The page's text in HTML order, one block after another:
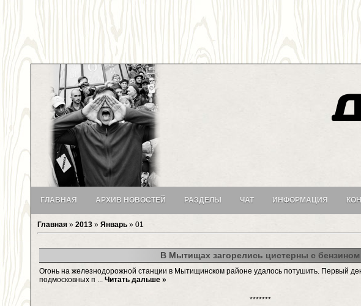
ГЛАВНАЯ АРХИВ НОВОСТЕЙ РАЗДЕЛЫ ЧАТ ИНФОРМАЦИЯ
Главная » 2013 » Январь » 01
В Мытищах загорелись цистерны с бензином
Огонь на железнодорожной станции в Мытищинском районе удалось потушить. Первый
подмосковных п ... Читать дальше »
*******